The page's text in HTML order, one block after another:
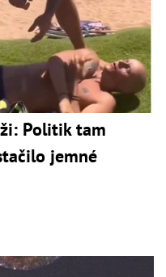
Politik tam
jemné